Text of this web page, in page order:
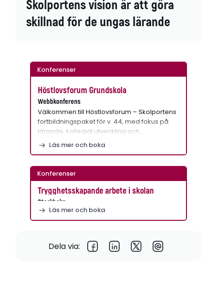
Skolportens vision är att göra
skillnad för de ungas lärande
Konferenser
Höstlovsforum Grundskola
Webbkonferens
Välkommen till Höstlovsforum – Skolportens
fortbildningspaket för v. 44, med fokus på
lärande, kollegial utveckling och…
Läs mer och boka
Konferenser
Trygghetsskapande arbete i skolan
Stockholm
Läs mer och boka
Dela via: